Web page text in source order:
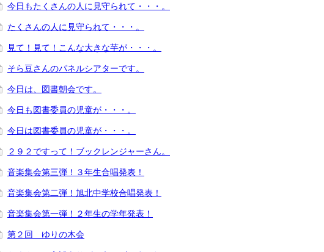
今日もたくさんの人に見守られて・・・。
たくさんの人に見守られて・・・。
見て！見て！こんな大きな芋が・・・。
そら豆さんのパネルシアターです。
今日は、図書朝会です。
今日も図書委員の児童が・・・。
今日は図書委員の児童が・・・。
２９２ですって！ブックレンジャーさん。
音楽集会第三弾！３年生合唱発表！
音楽集会第二弾！旭北中学校合唱発表！
音楽集会第一弾！２年生の学年発表！
第２回 ゆりの木会